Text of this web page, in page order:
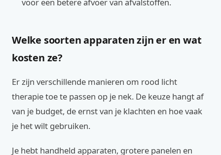
Welke soorten apparaten zijn er en wat
kosten ze?
Er zijn verschillende manieren om rood licht
therapie toe te passen op je nek. De keuze hangt af
van je budget, de ernst van je klachten en hoe vaak
je het wilt gebruiken.
Je hebt handheld apparaten, grotere panelen en